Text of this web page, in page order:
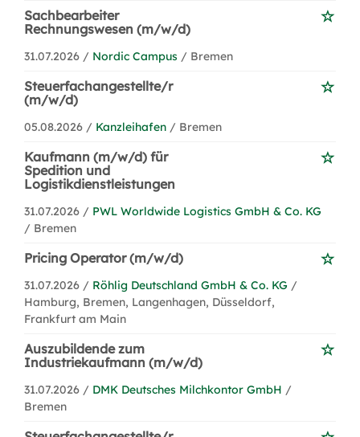
Sachbearbeiter
Rechnungswesen (m/w/d)
31.07.2026 / Nordic Campus / Bremen
Steuerfachangestellte/r
(m/w/d)
05.08.2026 / Kanzleihafen / Bremen
Kaufmann (m/w/d) für
Spedition und
Logistikdienstleistungen
31.07.2026 / PWL Worldwide Logistics GmbH & Co. KG
/ Bremen
Pricing Operator (m/w/d)
31.07.2026 / Röhlig Deutschland GmbH & Co. KG /
Hamburg, Bremen, Langenhagen, Düsseldorf,
Frankfurt am Main
Auszubildende zum
Industriekaufmann (m/w/d)
31.07.2026 / DMK Deutsches Milchkontor GmbH /
Bremen